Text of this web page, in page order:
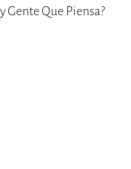
Gente Que Piensa?